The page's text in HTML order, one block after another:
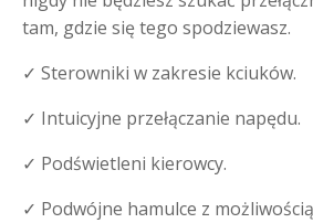
tam, gdzie się tego spodziewasz.
✓ Sterowniki w zakresie kciuków.
✓ Intuicyjne przełączanie napędu.
✓ Podświetleni kierowcy.
✓ Podwójne hamulce z